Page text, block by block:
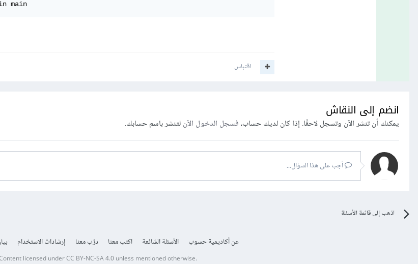
main
اقتباس
انضم إلى النقاش
يمكنك أن تنشر الآن وتسجل لاحقًا. إذا كان لديك حساب،فسجل الدخول الآنلتنشر باسم حسابك.
أجب على هذا السؤال...
اذهب إلى قائمة الأسئلة
عن أكاديمية حسوب الأسئلة الشائعة اكتب معنا درّب معنا إرشادات الاستخدام
licensed underCC BY-NC-SA 4.0unless mentioned otherwise.